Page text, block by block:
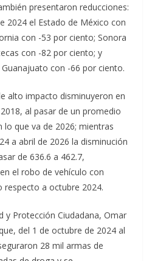
presentaron reducciones:
2024 el Estado de México con
con -53 por ciento; Sonora
con -82 por ciento; y
con -66 por ciento.
alto impacto disminuyeron en
al pasar de un promedio
lo que va de 2026; mientras
a abril de 2026 la disminución
de 636.6 a 462.7,
el robo de vehículo con
respecto a octubre 2024.
y Protección Ciudadana, Omar
del 1 de octubre de 2024 al
28 mil armas de